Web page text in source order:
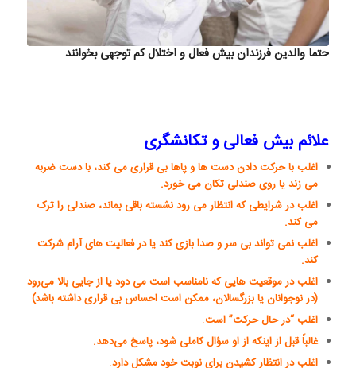
حتما والدین فرزندان بیش فعال و اختلال کم توجهی بخوانند
علائم بیش فعالی و تکانشگری
اغلب با حرکت دادن دست ها و پاها بی قراری می کند، با دست ضربه
می زند یا روی صندلی تکان می خورد.
اغلب در شرایطی که انتظار می رود نشسته باقی بماند، صندلی را ترک
می کند.
اغلب نمی تواند بی سر و صدا بازی کند یا در فعالیت های آرام شرکت
کند.
اغلب در موقعیت هایی که نامناسب است می دود یا از جایی بالا می‌رود
(در نوجوانان یا بزرگسالان، ممکن است احساس بی قراری داشته باشد)
اغلب “در حال حرکت” است.
غالباً قبل از اینکه از او سؤال کاملی شود، پاسخ می‌دهد.
اغلب در انتظار کشیدن برای نوبت خود مشکل دارد.